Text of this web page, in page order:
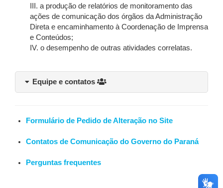
III. a produção de relatórios de monitoramento das
ações de comunicação dos órgãos da Administração
Direta e encaminhamento à Coordenação de Imprensa
e Conteúdos;
IV. o desempenho de outras atividades correlatas.
Equipe e contatos
Formulário de Pedido de Alteração no Site
Contatos de Comunicação do Governo do Paraná
Perguntas frequentes